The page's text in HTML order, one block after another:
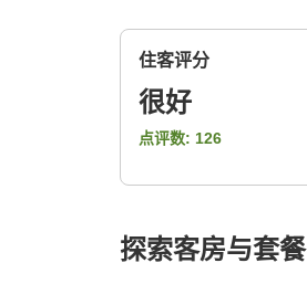
住客评分
很好
点评数: 126
探索客房与套餐